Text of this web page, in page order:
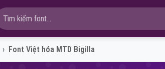
Font Việt hóa MTD Bigilla